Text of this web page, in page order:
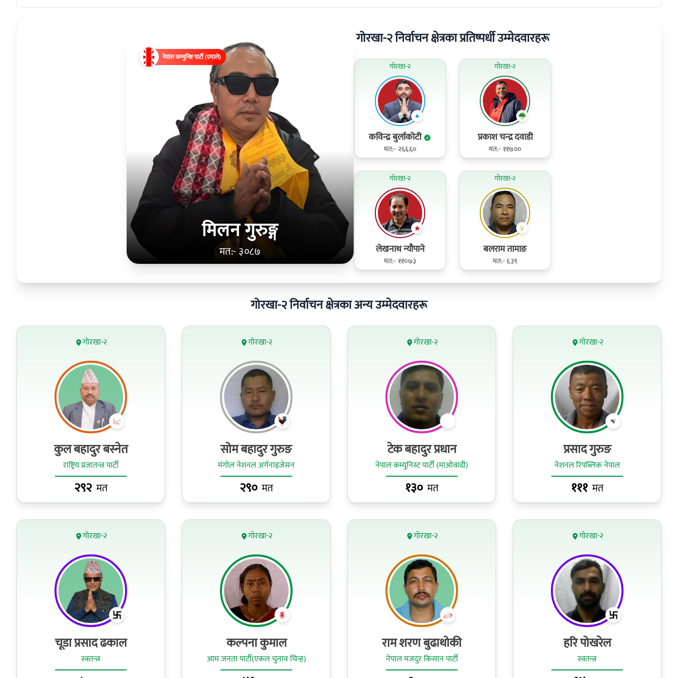
मिलन गुरुङ्ग
मत:- ३०८७
नेपाल कम्युनिष्ट पार्टी (एमाले)
गोरखा-२ निर्वाचन क्षेत्रका प्रतिष्पर्धी उम्मेदवारहरू
गोरखा-२
कविन्द्र बुर्लाकोटी
मत:- २६६६०
गोरखा-२
प्रकाश चन्‍द्र दवाडी
मत:- ११७००
गोरखा-२
लेखनाथ न्यौपाने
मत:- ११०७३
गोरखा-२
बलराम तामाङ
मत:- ६३९
गोरखा-२ निर्वाचन क्षेत्रका अन्य उम्मेदवारहरू
गोरखा-२
कुल बहादुर बस्नेत
राष्ट्रिय प्रजातन्त्र पार्टी
२९२ मत
गोरखा-२
सोम बहादुर गुरुङ
मंगोल नेशनल अर्गनाइजेसन
२९० मत
गोरखा-२
टेक बहादुर प्रधान
नेपाल कम्युनिस्ट पार्टी (माओवादी)
१३० मत
गोरखा-२
प्रसाद गुरुङ
नेशनल रिपब्लिक नेपाल
१११ मत
गोरखा-२
चूडा प्रसाद ढकाल
स्वतन्त्र
गोरखा-२
कल्पना कुमाल
आम जनता पार्टी(एकल चुनाव चिन्ह)
गोरखा-२
राम शरण बुढाथोकी
नेपाल मजदुर किसान पार्टी
गोरखा-२
हरि पोखरेल
स्वतन्त्र